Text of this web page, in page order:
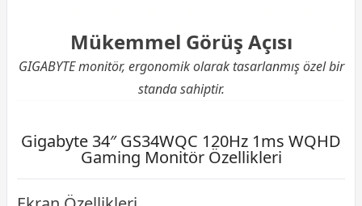
Mükemmel Görüş Açısı
GIGABYTE monitör, ergonomik olarak tasarlanmış özel bir
standa sahiptir.
Gigabyte 34″ GS34WQC 120Hz 1ms WQHD
Gaming Monitör Özellikleri